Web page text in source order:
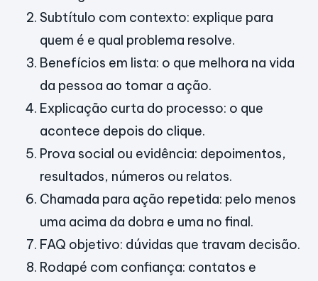
Subtítulo com contexto: explique para
quem é e qual problema resolve.
Benefícios em lista: o que melhora na vida
da pessoa ao tomar a ação.
Explicação curta do processo: o que
acontece depois do clique.
Prova social ou evidência: depoimentos,
resultados, números ou relatos.
Chamada para ação repetida: pelo menos
uma acima da dobra e uma no final.
FAQ objetivo: dúvidas que travam decisão.
Rodapé com confiança: contatos e